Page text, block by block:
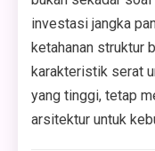
investasi jangka
ketahanan struktur
karakteristik serat
yang tinggi, tetap
arsitektur untuk